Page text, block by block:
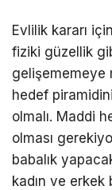
Evlilik kararı
fiziki güzellik
gelişememeye
hedef
olmalı. Maddi
olması
babalık
kadın ve